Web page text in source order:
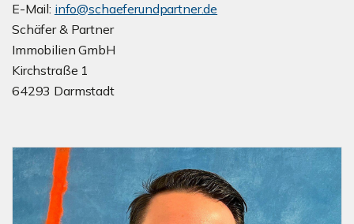
E-Mail: info@schaeferundpartner.de
Schäfer & Partner
Immobilien GmbH
Kirchstraße 1
64293 Darmstadt